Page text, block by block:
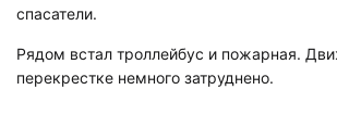
спасатели.
Рядом встал троллейбус и пожарная.
перекрестке немного затруднено.